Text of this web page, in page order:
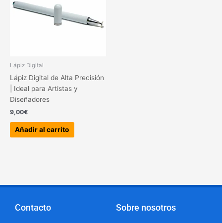
Lápiz Digital
Lápiz Digital de Alta Precisión
| Ideal para Artistas y
Diseñadores
9,00€
Añadir al carrito
Contacto Sobre nosotros